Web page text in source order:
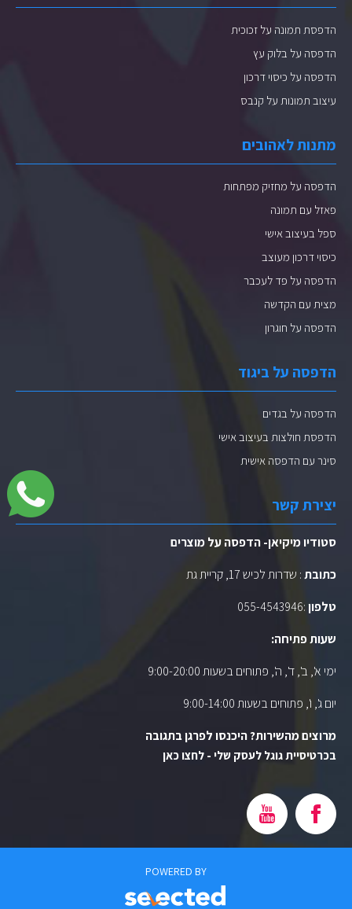
הדפסת תמונה על זכוכית
הדפסה על בלוק עץ
הדפסה על כיסוי דרכון
עיצוב תמונות על קנבס
מתנות לאהובים
הדפסה על מחזיק מפתחות
פאזל עם תמונה
ספל בעיצוב אישי
כיסוי דרכון מעוצב
הדפסה על פד לעכבר
מצית עם הקדשה
הדפסה על חוגרון
הדפסה על ביגוד
הדפסה על בגדים
הדפסת חולצות בעיצוב אישי
סינר עם הדפסה אישית
יצירת קשר
סטודיו מיקיאן- הדפסה על מוצרים
כתובת: שדרות לכיש 17, קריית גת
טלפון:
055-4543946
שעות פתיחה:
ימי א', ב', ד', ה', פתוחים בשעות 9:00-20:00
יום ג', ו', פתוחים בשעות 9:00-14:00
מרוצים מהשירות? היכנסו לפרגן בתגובה
בכרטיסיית גוגל לעסק שלי - לחצו כאן
POWERED BY